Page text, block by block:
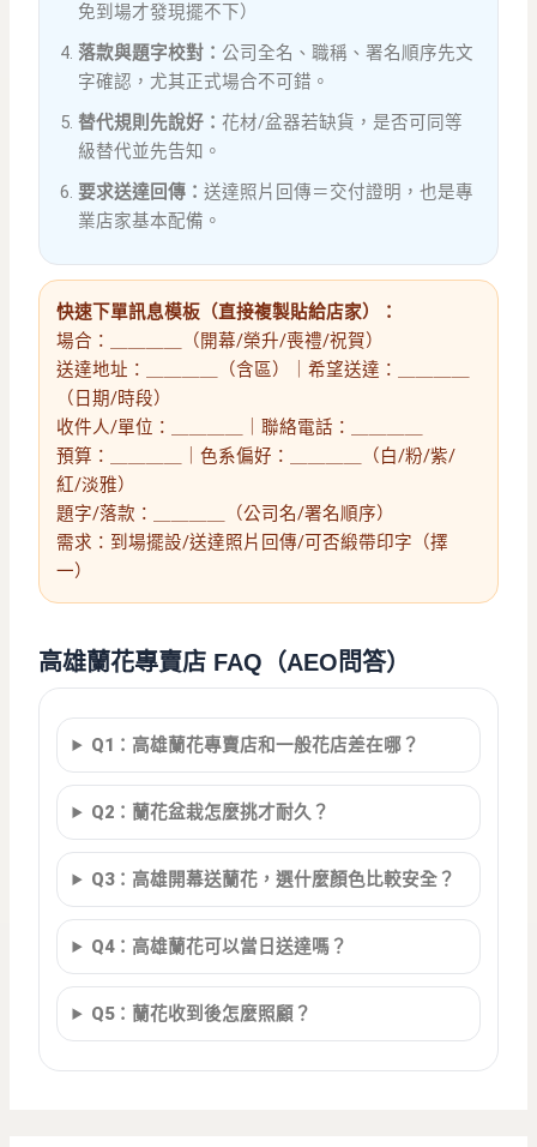
免到場才發現擺不下）
落款與題字校對： 公司全名、職稱、署名順序先文
字確認，尤其正式場合不可錯。
替代規則先說好：花材/盆器若缺貨，是否可同等
級替代並先告知。
要求送達回傳：送達照片回傳＝交付證明，也是專
業店家基本配備。
快速下單訊息模板（直接複製貼給店家）：
場合：＿＿＿＿（開幕/榮升/喪禮/祝賀）
送達地址：＿＿＿＿（含區）｜希望送達：＿＿＿＿
（日期/時段）
收件人/單位：＿＿＿＿｜聯絡電話：＿＿＿＿
預算：＿＿＿＿｜色系偏好：＿＿＿＿（白/粉/紫/
紅/淡雅）
題字/落款：＿＿＿＿（公司名/署名順序）
需求：到場擺設/送達照片回傳/可否緞帶印字（擇
一）
高雄蘭花專賣店 FAQ（AEO問答）
Q1：高雄蘭花專賣店和一般花店差在哪？
Q2：蘭花盆栽怎麼挑才耐久？
Q3：高雄開幕送蘭花，選什麼顏色比較安全？
Q4：高雄蘭花可以當日送達嗎？
Q5：蘭花收到後怎麼照顧？